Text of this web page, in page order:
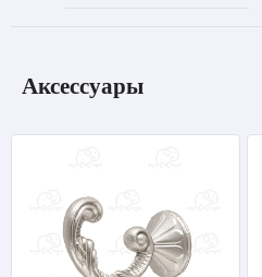
Аксессуары